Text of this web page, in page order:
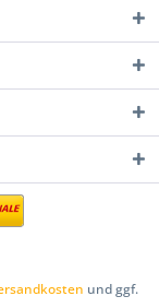
und ggf.